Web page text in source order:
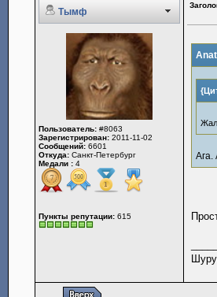
Тымф
Пользователь: #8063
Зарегистрирован: 2011-11-02
Сообщений: 6601
Откуда: Санкт-Петербург
Медали : 4
Пункты репутации: 615
Ага.